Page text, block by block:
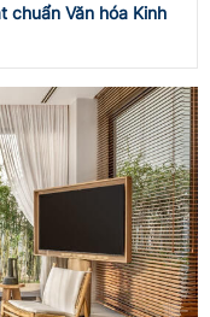
chuẩn Văn hóa Kinh